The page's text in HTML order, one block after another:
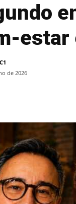
estar
de 2026